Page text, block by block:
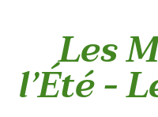
Les
l’Été -